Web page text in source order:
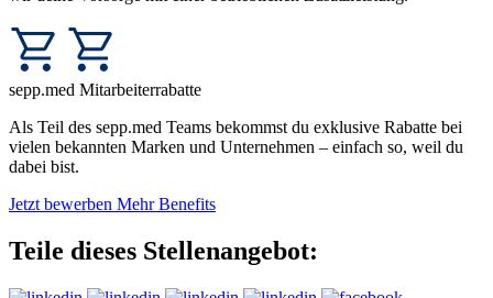
sepp.med Mitarbeiterrabatte
Als Teil des sepp.med Teams bekommst du exklusive Rabatte bei
vielen bekannten Marken und Unternehmen – einfach so, weil du
dabei bist.
Jetzt bewerben Mehr Benefits
Teile dieses Stellenangebot: